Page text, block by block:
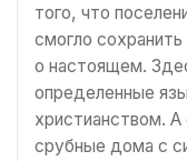
того, что
смогло
о настоящем.
определенные
христианством.
срубные дома с